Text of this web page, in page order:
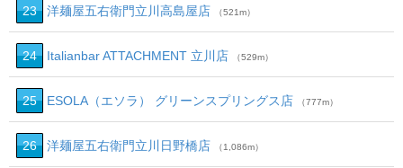
23 洋麺屋五右衛門立川高島屋店 （521m）
24 Italianbar ATTACHMENT 立川店 （529m）
25 ESOLA（エソラ） グリーンスプリングス店 （777m）
26 洋麺屋五右衛門立川日野橋店 （1,086m）